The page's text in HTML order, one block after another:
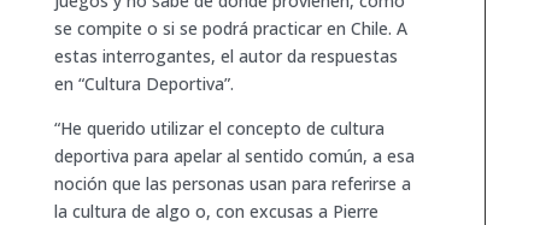
se compite o si se podrá practicar en Chile. A
estas interrogantes, el autor da respuestas
en “Cultura Deportiva”.
“He querido utilizar el concepto de cultura
deportiva para apelar al sentido común, a esa
noción que las personas usan para referirse a
la cultura de algo o, con excusas a Pierre